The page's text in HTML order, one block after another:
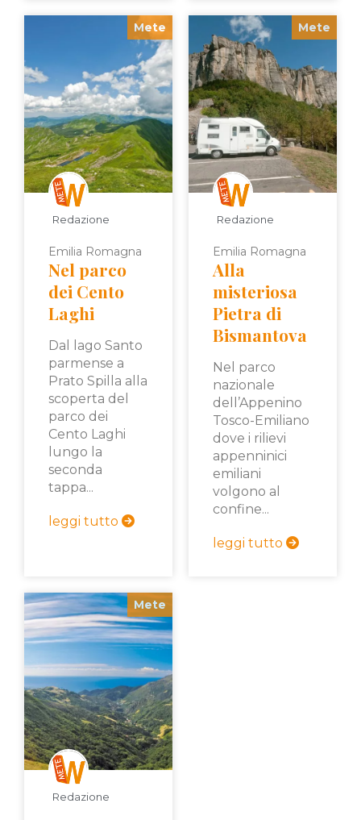
Mete
Redazione
Emilia Romagna
Nel parco
dei Cento
Laghi
Dal lago Santo
parmense a
Prato Spilla alla
scoperta del
parco dei
Cento Laghi
lungo la
seconda
tappa...
leggi tutto
Mete
Redazione
Emilia Romagna
Alla
misteriosa
Pietra di
Bismantova
Nel parco
nazionale
dell’Appenino
Tosco-Emiliano
dove i rilievi
appenninici
emiliani
volgono al
confine...
leggi tutto
Mete
Redazione